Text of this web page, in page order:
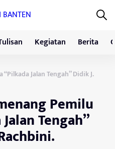
Kegiatan Berita
Jalan Tengah” Didik J.
Pemilu
Tengah”